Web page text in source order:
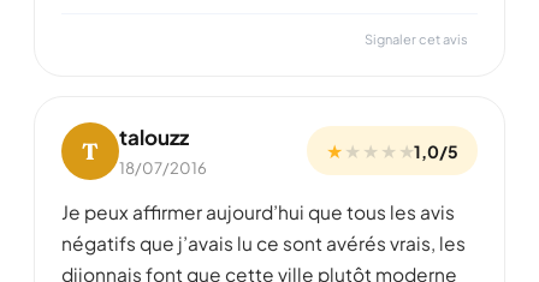
Signaler cet avis
T talouzz
18/07/2016
★★ ★ ★ ★1,0/5
Je peux affirmer aujourd’hui que tous les avis
négatifs que j’avais lu ce sont avérés vrais, les
dijonnais font que cette ville plutôt moderne